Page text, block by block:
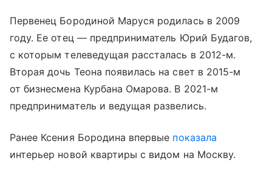
Первенец Бородиной Маруся родилась в 2009
году. Ее отец — предприниматель Юрий Будагов,
с которым телеведущая рассталась в 2012-м.
Вторая дочь Теона появилась на свет в 2015-м
от бизнесмена Курбана Омарова. В 2021-м
предприниматель и ведущая развелись.
Ранее Ксения Бородина впервые показала
интерьер новой квартиры с видом на Москву.